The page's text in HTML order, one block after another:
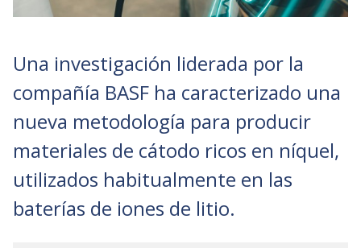
Una investigación liderada por la
compañía BASF ha caracterizado una
nueva metodología para producir
materiales de cátodo ricos en níquel,
utilizados habitualmente en las
baterías de iones de litio.